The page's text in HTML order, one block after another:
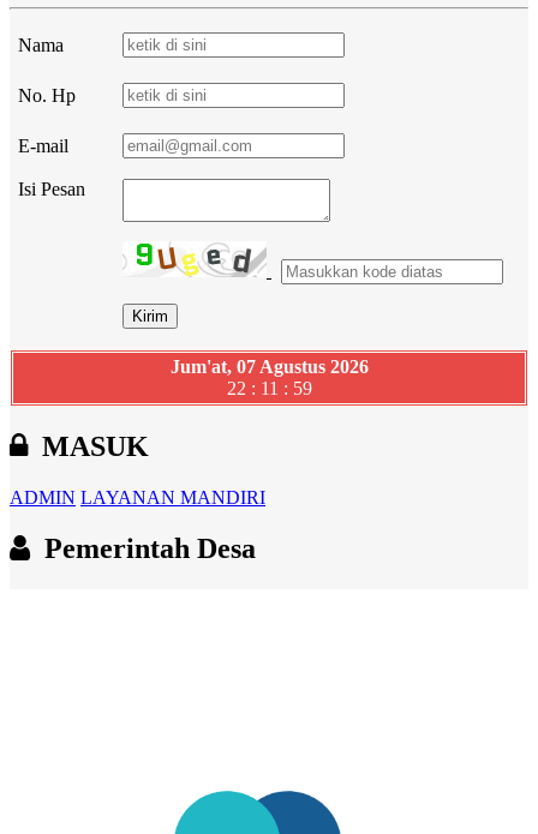
Nama
No. Hp
E-mail
Isi Pesan
Jum'at, 07 Agustus 2026
22 : 12 : 00
MASUK
ADMIN LAYANAN MANDIRI
Pemerintah Desa